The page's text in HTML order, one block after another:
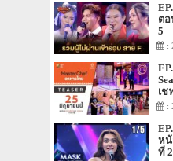
ตอ
5
:
เช
:
หน้
ที่